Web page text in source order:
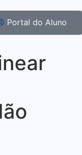
Portal do Aluno